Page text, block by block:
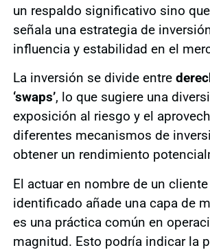
un respaldo significativo sino
señala una estrategia de
influencia y estabilidad en el
La inversión se divide entre
‘swaps’, lo que sugiere una
exposición al riesgo y el
diferentes mecanismos de
obtener un rendimiento
El actuar en nombre de un
identificado añade una capa de
es una práctica común en
magnitud. Esto podría indicar la